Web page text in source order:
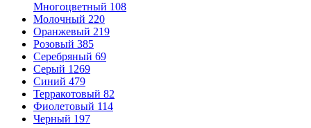
Многоцветный 108
Молочный 220
Оранжевый 219
Розовый 385
Серебряный 69
Серый 1269
Синий 479
Терракотовый 82
Фиолетовый 114
Черный 197